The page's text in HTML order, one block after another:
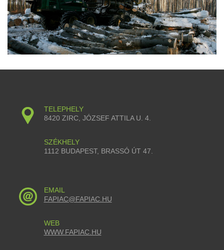
TELEPHELY
8420 ZIRC, JÓZSEF ATTILA U. 4.
SZÉKHELY
1112 BUDAPEST, BRASSÓ ÚT 47.
EMAIL
FAPIAC@FAPIAC.HU
WEB
WWW.FAPIAC.HU